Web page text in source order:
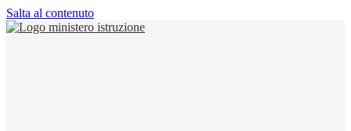
Salta al contenuto